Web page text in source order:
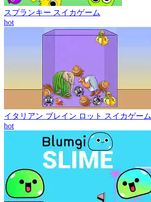
スプランキー スイカゲーム
hot
イタリアン ブレイン ロット スイカゲーム
hot